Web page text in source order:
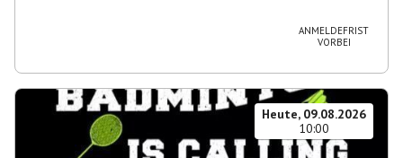
ANMELDEFRIST
VORBEI
Heute, 09.08.2026
10:00